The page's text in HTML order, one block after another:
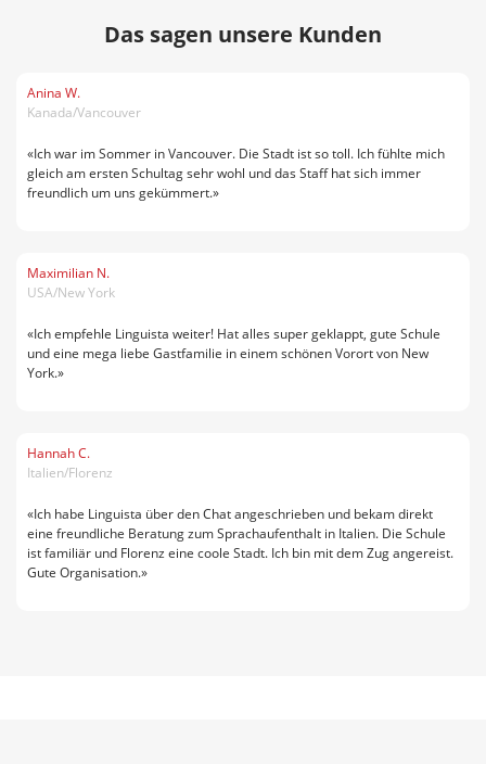
Das sagen unsere Kunden
Anina W.
Kanada/Vancouver
«Ich war im Sommer in Vancouver. Die Stadt ist so toll. Ich fühlte mich
gleich am ersten Schultag sehr wohl und das Staff hat sich immer
freundlich um uns gekümmert.»
Maximilian N.
USA/New York
«Ich empfehle Linguista weiter! Hat alles super geklappt, gute Schule
und eine mega liebe Gastfamilie in einem schönen Vorort von New
York.»
Hannah C.
Italien/Florenz
«Ich habe Linguista über den Chat angeschrieben und bekam direkt
eine freundliche Beratung zum Sprachaufenthalt in Italien. Die Schule
ist familiär und Florenz eine coole Stadt. Ich bin mit dem Zug angereist.
Gute Organisation.»